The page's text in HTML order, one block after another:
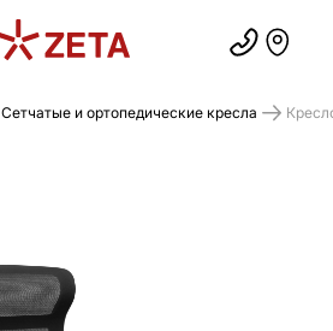
Сетчатые и ортопедические кресла